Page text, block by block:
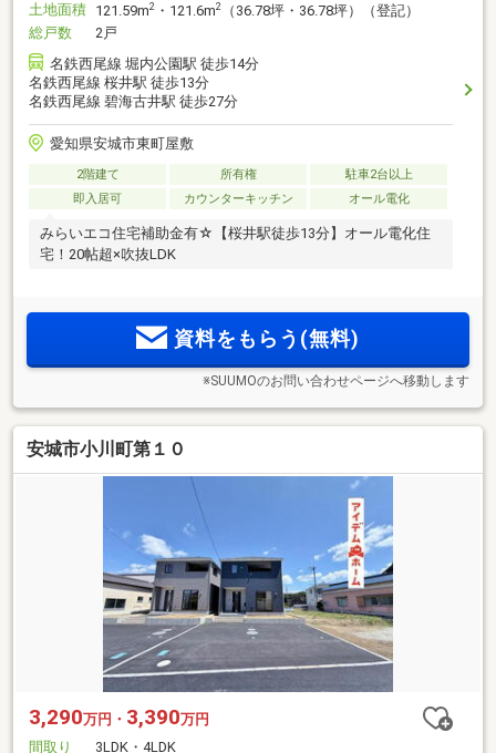
土地面積 121.59m2 ・121.6m2
（36.78坪・36.78坪）（登記）
総戸数
2戸
名鉄西尾線 堀内公園駅 徒歩14分
名鉄西尾線 桜井駅 徒歩13分
名鉄西尾線 碧海古井駅 徒歩27分
愛知県安城市東町屋敷
2階建て 所有権
駐車2台以上
即入居可
カウンターキッチン オール電化
みらいエコ住宅補助金有☆【桜井駅徒歩13分】オール電化住
宅！20帖超×吹抜LDK
資料をもらう(無料)
※SUUMOのお問い合わせページへ移動します
安城市小川町第１０
3,290万円・ 3,390万円
間取り
3LDK・4LDK